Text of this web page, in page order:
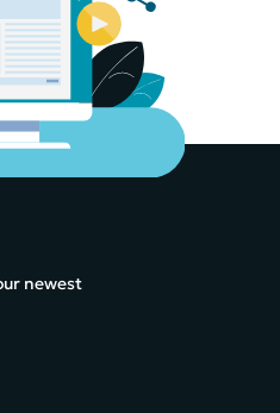
newest